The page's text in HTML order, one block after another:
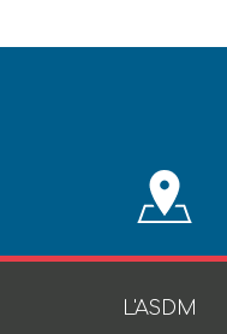
L'ASDM